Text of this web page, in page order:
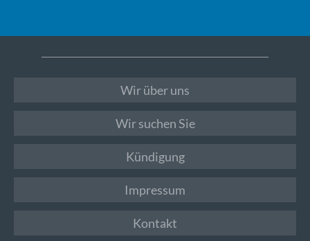
Wir über uns
Wir suchen Sie
Kündigung
Impressum
Kontakt